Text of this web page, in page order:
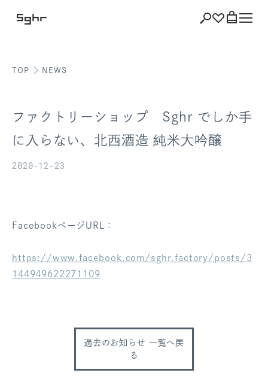
ショッピング バッグを見る
お気に入り
TOP NEWS
ファクトリーショップ Sghr でしか手
に入らない、北西酒造 純米大吟醸
2020-12-23
FacebookページURL：
https://www.facebook.com/sghr.factory/posts/3
144949622271109
過去のお知らせ 一覧へ戻
る